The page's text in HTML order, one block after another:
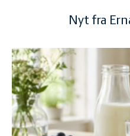
Nyt fra
Ny viden om mælkefedt og